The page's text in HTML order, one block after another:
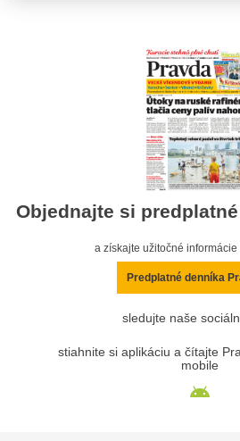
Objednajte si
a získajte užitočné informácie
Predplatné denníka
sledujte naše
stiahnite si aplikáciu a čítajte
mobile